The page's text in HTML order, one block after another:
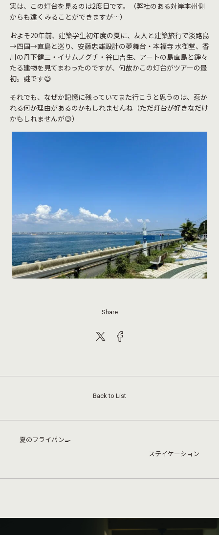
実は、この灯台を見るのは2度目です。（弊社のある対岸本州側
からも遠くみることができますが…）
およそ20年前、建築学生初年度の夏に、友人と建築旅行で淡路島
→四国→直島と巡り、安藤忠雄設計の夢舞台・本福寺 水御堂、香
川の丹下健三・イサムノグチ・谷口吉生、アートの島直島と錚々
たる建物を見てまわったのですが、何故かこの灯台がツアーの最
初。謎です😅
それでも、なぜか記憶に残っていてまた行こうと思うのは、惹か
れる何か理由があるのかもしれませんね（ただ灯台が好きなだけ
かもしれませんが😉）
Share
Back to List
夏のフライパン🍳
ステイケーション